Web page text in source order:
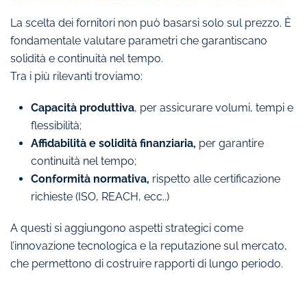
La scelta dei fornitori non può basarsi solo sul prezzo. È
fondamentale valutare parametri che garantiscano
solidità e continuità nel tempo.
Tra i più rilevanti troviamo:
Capacità produttiva, per assicurare volumi, tempi e
flessibilità;
Affidabilità e solidità finanziaria, per garantire
continuità nel tempo;
Conformità normativa, rispetto alle certificazione
richieste (ISO, REACH, ecc..)
A questi si aggiungono aspetti strategici come
l’innovazione tecnologica e la reputazione sul mercato,
che permettono di costruire rapporti di lungo periodo.